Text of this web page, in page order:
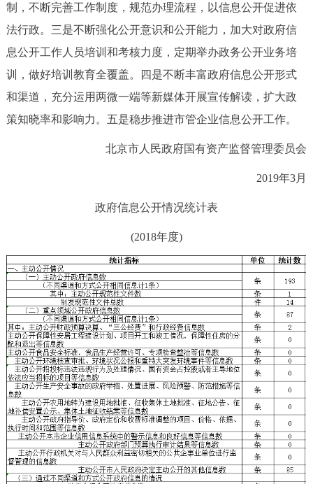
制，不断完善工作制度，规范办理流程，以信息公开促进依
法行政。三是不断强化公开意识和公开能力，加大对政府信
息公开工作人员培训和考核力度，定期举办政务公开业务培
训，做好培训教育全覆盖。四是不断丰富政府信息公开形式
和渠道，充分运用两微一端等新媒体开展宣传解读，扩大政
策知晓率和影响力。五是稳步推进市管企业信息公开工作。
北京市人民政府国有资产监督管理委员会
2019年3月
政府信息公开情况统计表
(2018年度)